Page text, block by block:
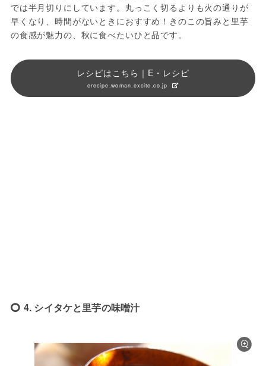
では半月切りにしています。丸っこく切るよりも火の通りが
早くなり、時間がないときにおすすめ！きのこの旨みと里芋
の食感が魅力の、秋に食べたいひと品です。
レシピはこちら｜E・レシピ
erecipe.woman.excite.co.jp
4. シイタケと里芋の味噌汁